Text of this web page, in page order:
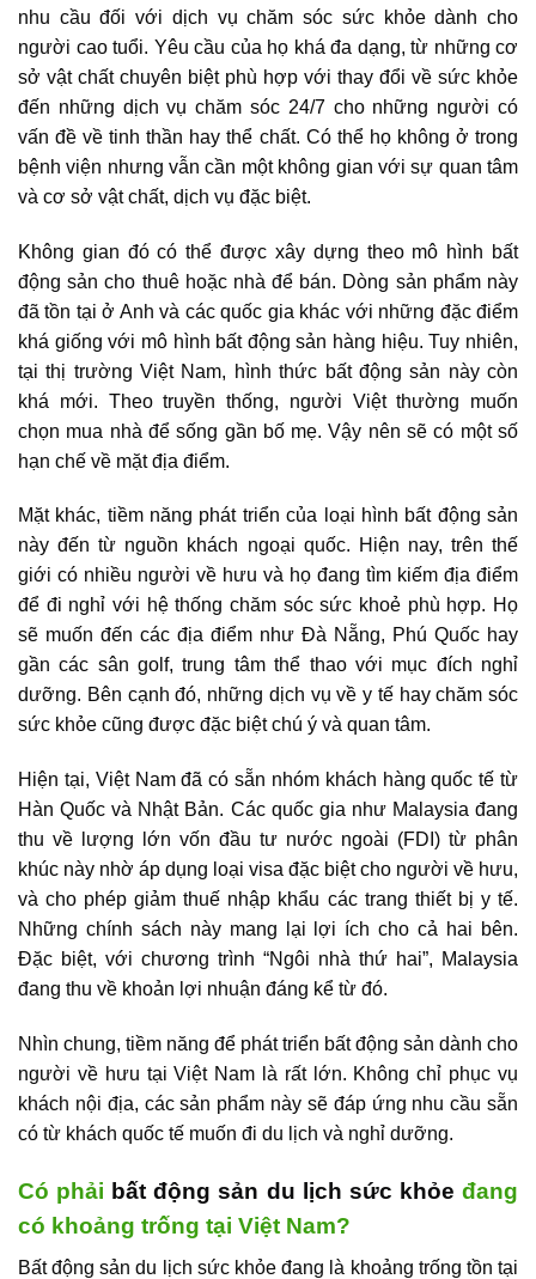
nhu cầu đối với dịch vụ chăm sóc sức khỏe dành cho
người cao tuổi. Yêu cầu của họ khá đa dạng, từ những cơ
sở vật chất chuyên biệt phù hợp với thay đổi về sức khỏe
đến những dịch vụ chăm sóc 24/7 cho những người có
vấn đề về tinh thần hay thể chất. Có thể họ không ở trong
bệnh viện nhưng vẫn cần một không gian với sự quan tâm
và cơ sở vật chất, dịch vụ đặc biệt.
Không gian đó có thể được xây dựng theo mô hình bất
động sản cho thuê hoặc nhà để bán. Dòng sản phẩm này
đã tồn tại ở Anh và các quốc gia khác với những đặc điểm
khá giống với mô hình bất động sản hàng hiệu. Tuy nhiên,
tại thị trường Việt Nam, hình thức bất động sản này còn
khá mới. Theo truyền thống, người Việt thường muốn
chọn mua nhà để sống gần bố mẹ. Vậy nên sẽ có một số
hạn chế về mặt địa điểm.
Mặt khác, tiềm năng phát triển của loại hình bất động sản
này đến từ nguồn khách ngoại quốc. Hiện nay, trên thế
giới có nhiều người về hưu và họ đang tìm kiếm địa điểm
để đi nghỉ với hệ thống chăm sóc sức khoẻ phù hợp. Họ
sẽ muốn đến các địa điểm như Đà Nẵng, Phú Quốc hay
gần các sân golf, trung tâm thể thao với mục đích nghỉ
dưỡng. Bên cạnh đó, những dịch vụ về y tế hay chăm sóc
sức khỏe cũng được đặc biệt chú ý và quan tâm.
Hiện tại, Việt Nam đã có sẵn nhóm khách hàng quốc tế từ
Hàn Quốc và Nhật Bản. Các quốc gia như Malaysia đang
thu về lượng lớn vốn đầu tư nước ngoài (FDI) từ phân
khúc này nhờ áp dụng loại visa đặc biệt cho người về hưu,
và cho phép giảm thuế nhập khẩu các trang thiết bị y tế.
Những chính sách này mang lại lợi ích cho cả hai bên.
Đặc biệt, với chương trình “Ngôi nhà thứ hai”, Malaysia
đang thu về khoản lợi nhuận đáng kể từ đó.
Nhìn chung, tiềm năng để phát triển bất động sản dành cho
người về hưu tại Việt Nam là rất lớn. Không chỉ phục vụ
khách nội địa, các sản phẩm này sẽ đáp ứng nhu cầu sẵn
có từ khách quốc tế muốn đi du lịch và nghỉ dưỡng.
Có phải bất động sản du lịch sức khỏe đang
có khoảng trống tại Việt Nam?
Bất động sản du lịch sức khỏe đang là khoảng trống tồn tại